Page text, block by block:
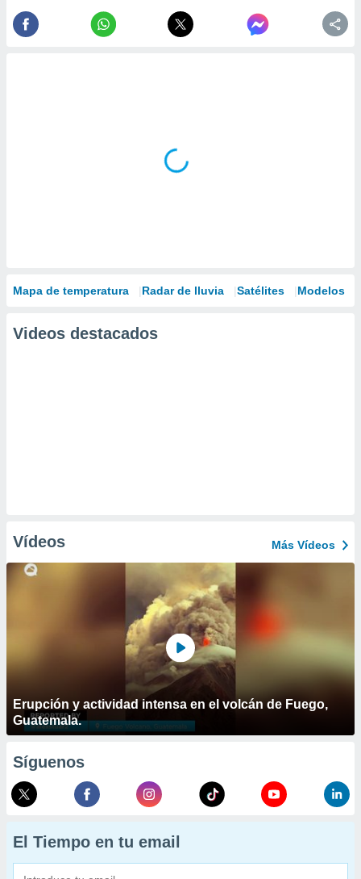
Mapa de temperatura Radar de lluvia Satélites Modelos
Videos destacados
Vídeos Más Vídeos
Erupción y actividad intensa en el volcán de Fuego,
Guatemala.
Síguenos
El Tiempo en tu email